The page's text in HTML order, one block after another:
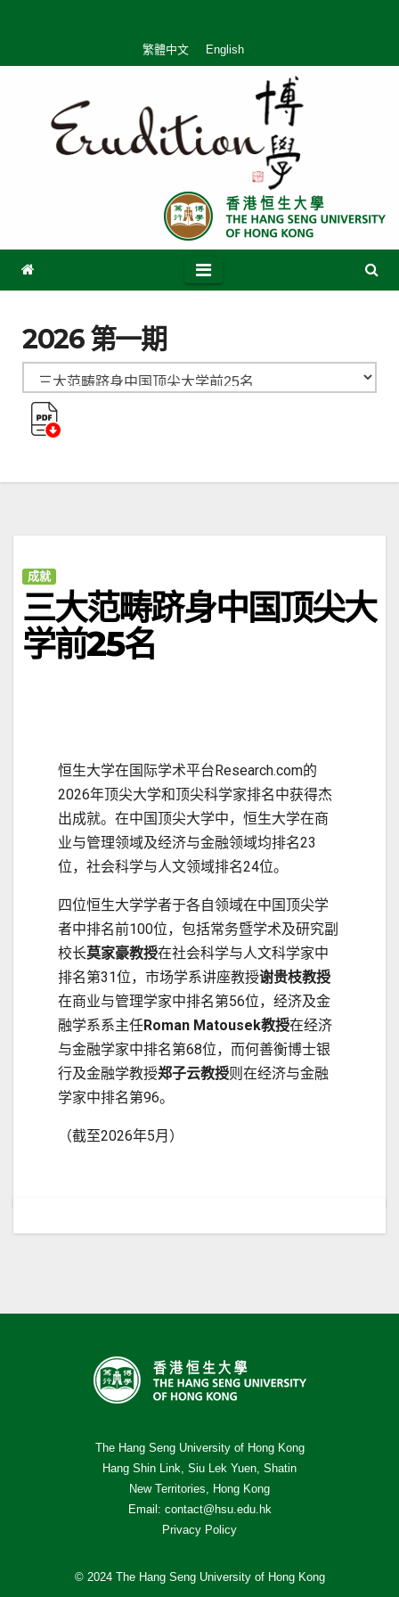
繁體中文 English
2026 第一期
成就
三大范畴跻身中国顶尖大
学前25名
恒生大学在国际学术平台Research.com的
2026年顶尖大学和顶尖科学家排名中获得杰
出成就。在中国顶尖大学中，恒生大学在商
业与管理领域及经济与金融领域均排名23
位，社会科学与人文领域排名24位。
四位恒生大学学者于各自领域在中国顶尖学
者中排名前100位，包括常务暨学术及研究副
校长莫家豪教授在社会科学与人文科学家中
排名第31位，市场学系讲座教授谢贵枝教授
在商业与管理学家中排名第56位，经济及金
融学系系主任Roman Matousek教授在经济
与金融学家中排名第68位，而何善衡博士银
行及金融学教授郑子云教授则在经济与金融
学家中排名第96。
（截至2026年5月）
The Hang Seng University of Hong Kong
Hang Shin Link, Siu Lek Yuen, Shatin
New Territories, Hong Kong
Email: contact@hsu.edu.hk
Privacy Policy
© 2024 The Hang Seng University of Hong Kong